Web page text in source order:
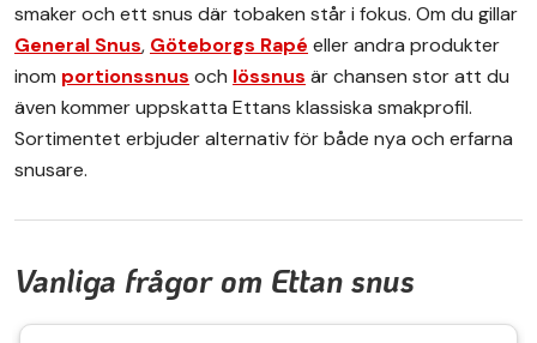
smaker och ett snus där tobaken står i fokus. Om du gillar
General Snus, Göteborgs Rapé eller andra produkter
inom portionssnus och lössnus är chansen stor att du
även kommer uppskatta Ettans klassiska smakprofil.
Sortimentet erbjuder alternativ för både nya och erfarna
snusare.
Vanliga frågor om Ettan snus